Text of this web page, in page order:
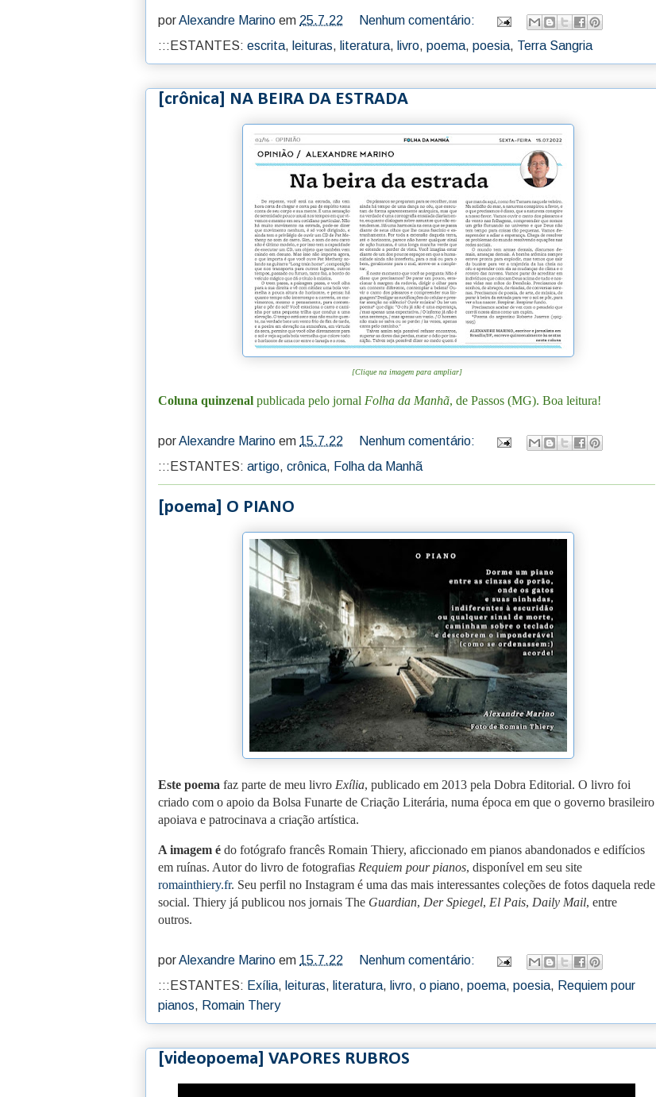
porAlexandre Marino em 25.7.22
Nenhum comentário:
:::ESTANTES: escrita, leituras, literatura, livro, poema, poesia, Terra Sangria
[crônica] NA BEIRA DA ESTRADA
[Clique na imagem para ampliar]
Coluna quinzenal publicada pelo jornal Folha da Manhã, de Passos (MG). Boa leitura!
porAlexandre Marino em 15.7.22
Nenhum comentário:
:::ESTANTES: artigo, crônica, Folha da Manhã
[poema] O PIANO
Este poema faz parte de meu livro Exília, publicado em 2013 pela Dobra Editorial. O livro foi
criado com o apoio da Bolsa Funarte de Criação Literária, numa época em que o governo brasileiro
apoiava e patrocinava a criação artística.
A imagem é do fotógrafo francês Romain Thiery, aficcionado em pianos abandonados e edifícios
em ruínas. Autor do livro de fotografias Requiem pour pianos, disponível em seu site
romainthiery.fr. Seu perfil no Instagram é uma das mais interessantes coleções de fotos daquela rede
social. Thiery já publicou nos jornais The Guardian, Der Spiegel, El Pais, Daily Mail, entre
outros.
porAlexandre Marino em 15.7.22
Nenhum comentário:
:::ESTANTES: Exília, leituras, literatura, livro, o piano, poema, poesia, Requiem pour
pianos, Romain Thery
[videopoema] VAPORES RUBROS